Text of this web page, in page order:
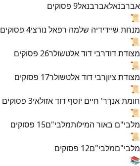
אברבנאלאברבנאל9 פסוקים
📜
מנחת שיידידיה שלמה רפאל נורצי4 פסוקים
📜
מצודת דודרבי דוד אלטשולר26 פסוקים
📜
מצודת ציוןרבי דוד אלטשולר17 פסוקים
📜
חומת אנךר' חיים יוסף דוד אזולאי3 פסוקים
📜
מלבי"ם באור המילותמלבי"ם15 פסוקים
📜
מלבי"םמלבי"ם12 פסוקים
📚